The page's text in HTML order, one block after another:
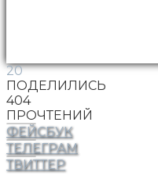
20
ПОДЕЛИЛИСЬ
404
ПРОЧТЕНИЙ
ФЕЙСБУК
ТЕЛЕГРАМ
ТВИТТЕР